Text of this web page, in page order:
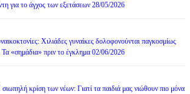
για το άγχος των εξετάσεων 28/05/2026
Χιλιάδες γυναίκες δολοφονούνται παγκοσμίως
«σημάδια» πριν το έγκλημα 02/06/2026
κρίση των νέων: Γιατί τα παιδιά μας νιώθουν πιο μόνα